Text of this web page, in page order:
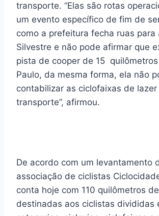
transporte. “Elas são rotas
um evento específico de fim de
como a prefeitura fecha ruas para
Silvestre e não pode afirmar que
pista de cooper de 15
Paulo, da mesma forma, ela não
contabilizar as ciclofaixas de
transporte”, afirmou.
De acordo com um levantamento
associação de ciclistas
conta hoje com 110 quilômetros
destinadas aos ciclistas divididas